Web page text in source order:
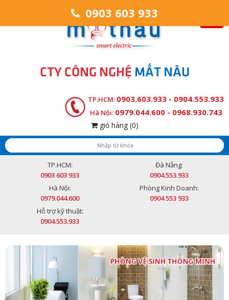
CTY CÔNG NGHỆ MẮT NÂU
TP.HCM: 0903.603.933 - 0904.553.933
Hà Nội: 0979.044.600 - 0968.930.743
giỏ hàng (0)
TP.HCM:
0903 603 933
Đà Nẵng:
0904.553.933
Hà Nội:
0979.044.600
Phòng Kinh Doanh:
0904 553 933
Hỗ trợ kỹ thuật:
0904.553.933
0903 603 933